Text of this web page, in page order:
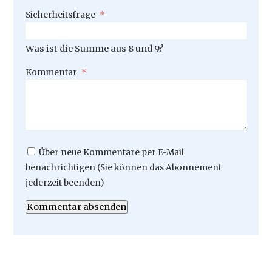
Pflichtfeld
Sicherheitsfrage *
Was ist die Summe aus 8 und 9?
Pflichtfeld
Kommentar *
Über neue Kommentare per E-Mail
benachrichtigen (Sie können das Abonnement
jederzeit beenden)
Kommentar absenden